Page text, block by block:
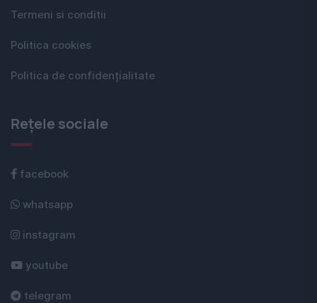
Termeni si conditii
Politica cookies
Politica de confidențialitate
Rețele sociale
facebook
whatsapp
instagram
youtube
telegram